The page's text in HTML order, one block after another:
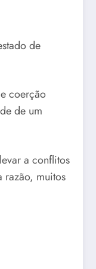
de
coerção
de um
a conflitos
razão, muitos